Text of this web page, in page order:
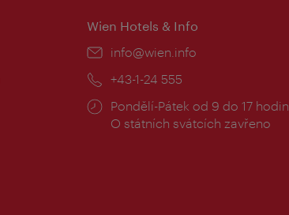
Wien Hotels & Info
E-
info@wien.info
Telefon:
+43-1-24 555
Provozní
doba:
Pondělí-Pátek od 9 do 17 hodin
O státních svátcích zavřeno